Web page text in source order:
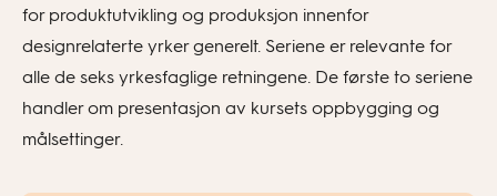
for produktutvikling og produksjon innenfor
designrelaterte yrker generelt. Seriene er relevante for
alle de seks yrkesfaglige retningene. De første to seriene
handler om presentasjon av kursets oppbygging og
målsettinger.